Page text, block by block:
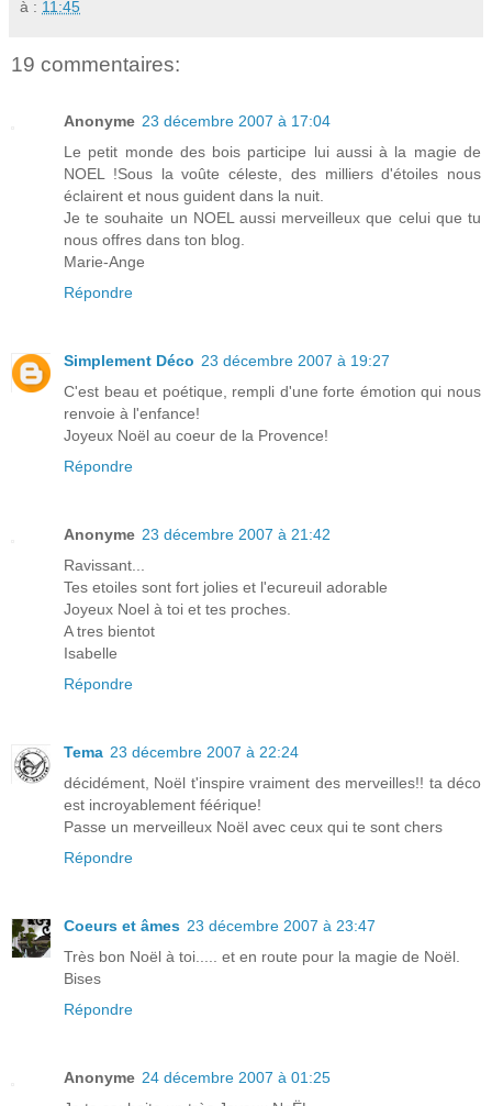
à : 11:45
19 commentaires:
Anonyme 23 décembre 2007 à 17:04
Le petit monde des bois participe lui aussi à la magie de
NOEL !Sous la voûte céleste, des milliers d'étoiles nous
éclairent et nous guident dans la nuit.
Je te souhaite un NOEL aussi merveilleux que celui que tu
nous offres dans ton blog.
Marie-Ange
Répondre
Simplement Déco 23 décembre 2007 à 19:27
C'est beau et poétique, rempli d'une forte émotion qui nous
renvoie à l'enfance!
Joyeux Noël au coeur de la Provence!
Répondre
Anonyme 23 décembre 2007 à 21:42
Ravissant...
Tes etoiles sont fort jolies et l'ecureuil adorable
Joyeux Noel à toi et tes proches.
A tres bientot
Isabelle
Répondre
Tema 23 décembre 2007 à 22:24
décidément, Noël t'inspire vraiment des merveilles!! ta déco
est incroyablement féérique!
Passe un merveilleux Noël avec ceux qui te sont chers
Répondre
Coeurs et âmes 23 décembre 2007 à 23:47
Très bon Noël à toi..... et en route pour la magie de Noël.
Bises
Répondre
Anonyme 24 décembre 2007 à 01:25